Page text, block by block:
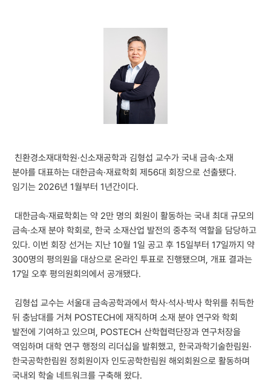
친환경소재대학원·신소재공학과 김형섭 교수가 국내 금속·소재
분야를 대표하는 대한금속·재료학회 제56대 회장으로 선출됐다.
임기는 2026년 1월부터 1년간이다.
대한금속·재료학회는 약 2만 명의 회원이 활동하는 국내 최대 규모의
금속·소재 분야 학회로, 한국 소재산업 발전의 중추적 역할을 담당하고
있다. 이번 회장 선거는 지난 10월 1일 공고 후 15일부터 17일까지 약
300명의 평의원을 대상으로 온라인 투표로 진행됐으며, 개표 결과는
17일 오후 평의원회의에서 공개됐다.
김형섭 교수는 서울대 금속공학과에서 학사·석사·박사 학위를 취득한
뒤 충남대를 거쳐 POSTECH에 재직하며 소재 분야 연구와 학회
발전에 기여하고 있으며, POSTECH 산학협력단장과 연구처장을
역임하며 대학 연구 행정의 리더십을 발휘했고, 한국과학기술한림원·
한국공학한림원 정회원이자 인도공학한림원 해외회원으로 활동하며
국내외 학술 네트워크를 구축해 왔다.